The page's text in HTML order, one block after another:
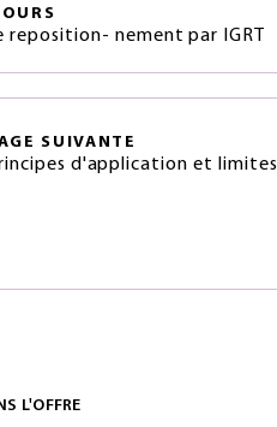
nement par IGRT
SUIVANTE
d'application et limites
L'OFFRE